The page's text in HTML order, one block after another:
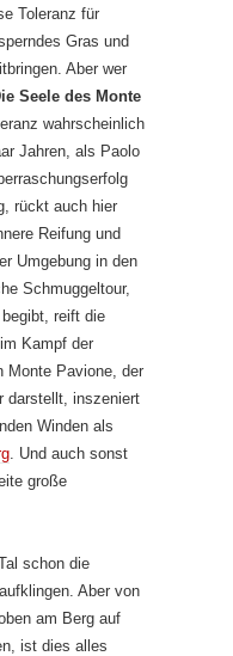
Toleranz für
Gras und
Aber wer
Seele des Monte
wahrscheinlich
Jahren, als Paolo
rückt auch hier
Reifung und
Umgebung in den
Schmuggeltour,
reift die
Kampf der
Monte Pavione, der
darstellt, inszeniert
Winden als
. Und auch sonst
große
schon die
Aber von
am Berg auf
ist dies alles